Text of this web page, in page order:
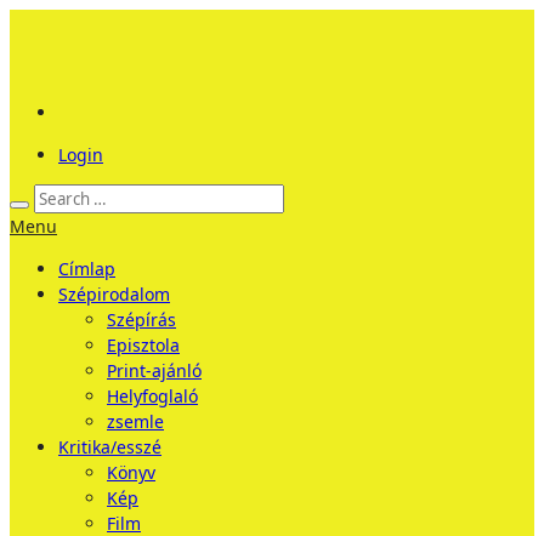
Login
Menu
Címlap
Szépirodalom
Szépírás
Episztola
Print-ajánló
Helyfoglaló
zsemle
Kritika/esszé
Könyv
Kép
Film